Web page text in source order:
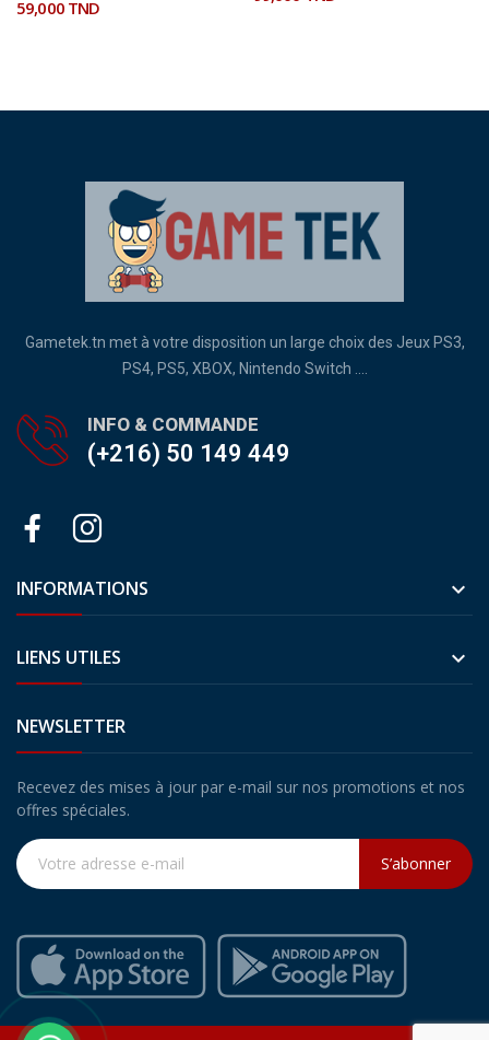
59,000 TND
Gametek.tn met à votre disposition un large choix des Jeux PS3,
PS4, PS5, XBOX, Nintendo Switch ....
INFO & COMMANDE
(+216) 50 149 449
INFORMATIONS 
LIENS UTILES 
NEWSLETTER
Recevez des mises à jour par e-mail sur nos promotions et nos
offres spéciales.
S’abonner